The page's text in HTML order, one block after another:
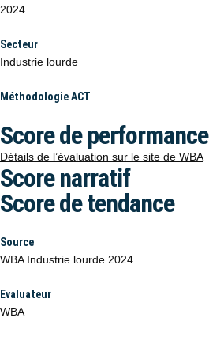
2024
Secteur
Industrie lourde
Méthodologie ACT
Score de performance
Détails de l’évaluation sur le site de WBA
Score narratif
Score de tendance
Source
WBA Industrie lourde 2024
Evaluateur
WBA